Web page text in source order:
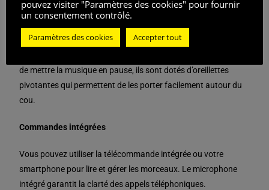
qui offre une durabilité fiable et un maintien sûr. Ils peuvent
également être pliés pour faciliter l’emballage et le transport.
de mettre la musique en pause, ils sont dotés d’oreillettes
pivotantes qui permettent de les porter facilement autour du
cou.
Commandes intégrées
Vous pouvez utiliser la télécommande intégrée ou votre
smartphone pour lire et gérer les morceaux. Le microphone
intégré garantit la clarté des appels téléphoniques.
pouvez visiter "Paramètres des cookies" pour fournir
un consentement contrôlé.
Paramètres des cookies Accepter tout